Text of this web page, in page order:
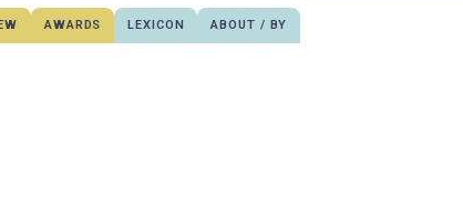
AWARDS LEXICON ABOUT / BY